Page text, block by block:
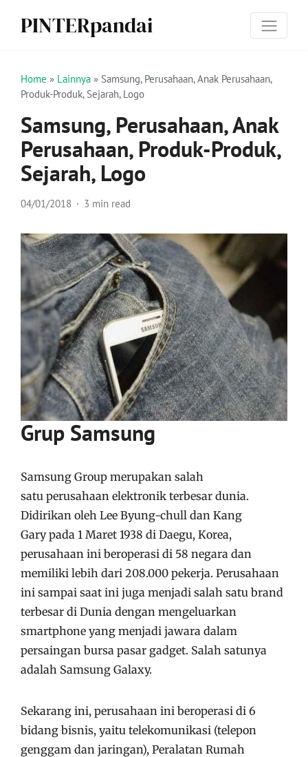
PINTERpandai
Home » Lainnya » Samsung, Perusahaan, Anak Perusahaan,
Produk-Produk, Sejarah, Logo
Samsung, Perusahaan, Anak
Perusahaan, Produk-Produk,
Sejarah, Logo
04/01/2018 3 min read
Grup Samsung
Samsung Group merupakan salah
satu perusahaan elektronik terbesar dunia.
Didirikan oleh Lee Byung-chull dan Kang
Gary pada 1 Maret 1938 di Daegu, Korea,
perusahaan ini beroperasi di 58 negara dan
memiliki lebih dari 208.000 pekerja. Perusahaan
ini sampai saat ini juga menjadi salah satu brand
terbesar di Dunia dengan mengeluarkan
smartphone yang menjadi jawara dalam
persaingan bursa pasar gadget. Salah satunya
adalah Samsung Galaxy.
Sekarang ini, perusahaan ini beroperasi di 6
bidang bisnis, yaitu telekomunikasi (telepon
genggam dan jaringan), Peralatan Rumah